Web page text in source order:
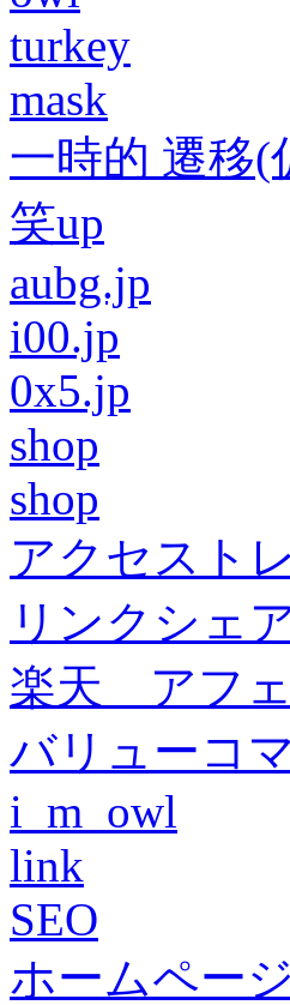
turkey
mask
一時的 遷移(
笑up
aubg.jp
i00.jp
0x5.jp
shop
shop
アクセスト
リンクシェ
楽天 アフェ
バリューコ
i_m_owl
link
SEO
ホームページ